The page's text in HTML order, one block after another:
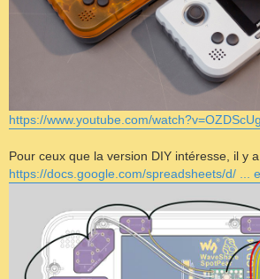
https://www.youtube.com/
Pour ceux que la version DIY intéresse, il y
https://docs.google.com/spreadsheets/d/ ...